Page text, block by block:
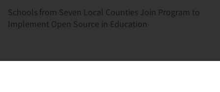
Schools from Seven Local Counties Join Program to
Implement Open Source in Education